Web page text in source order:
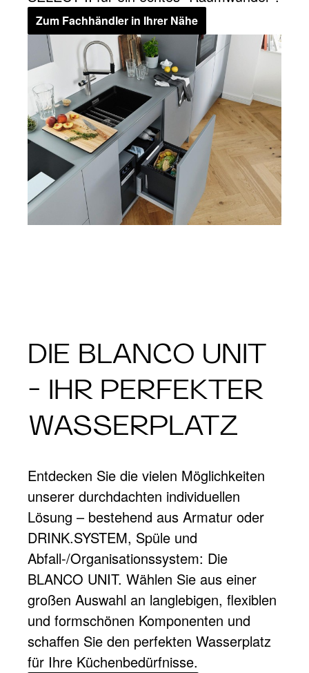
Zum Fachhändler in Ihrer Nähe
DIE BLANCO UNIT
- IHR PERFEKTER
WASSERPLATZ
Entdecken Sie die vielen Möglichkeiten
unserer durchdachten individuellen
Lösung – bestehend aus Armatur oder
DRINK.SYSTEM, Spüle und
Abfall-/Organisationssystem: Die
BLANCO UNIT. Wählen Sie aus einer
großen Auswahl an langlebigen, flexiblen
und formschönen Komponenten und
schaffen Sie den perfekten Wasserplatz
für Ihre Küchenbedürfnisse.